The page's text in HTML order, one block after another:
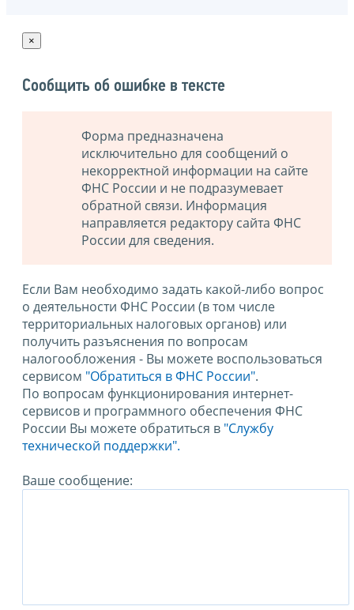
×
Сообщить об ошибке в тексте
Форма предназначена
исключительно для сообщений о
некорректной информации на сайте
ФНС России и не подразумевает
обратной связи. Информация
направляется редактору сайта ФНС
России для сведения.
Если Вам необходимо задать какой-либо вопрос
о деятельности ФНС России (в том числе
территориальных налоговых органов) или
получить разъяснения по вопросам
налогообложения - Вы можете воспользоваться
сервисом "Обратиться в ФНС России".
По вопросам функционирования интернет-
сервисов и программного обеспечения ФНС
России Вы можете обратиться в "Службу
технической поддержки".
Ваше сообщение: